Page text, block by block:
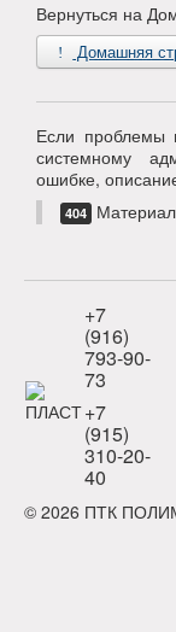
Вернуться на
Домашняя
Если проблемы
системному
ошибке,
404
+7
(916)
793-90-
73
+7
(915)
310-20-
40
© 2026 ПТК